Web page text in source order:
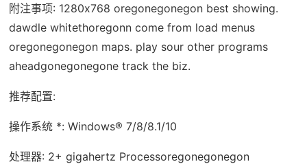
附注事项: 1280x768 oregonegonegon best showing.
dawdle whitethoregonn come from load menus
oregonegonegon maps. play sour other programs
aheadgonegonegone track the biz.
推荐配置:
操作系统 *: Windows® 7/8/8.1/10
处理器: 2+ gigahertz Processoregonegonegon